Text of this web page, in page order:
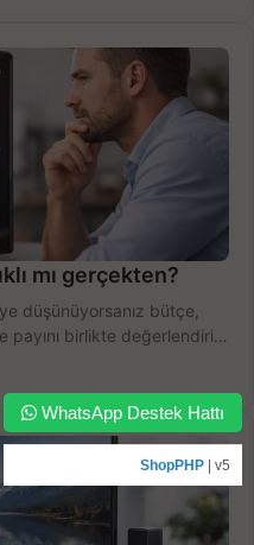
mı gerçekten?
düşünüyorsanız bütçe,
birlikte değerlendirin,
WhatsApp Destek Hattı
ShopPHP | v5